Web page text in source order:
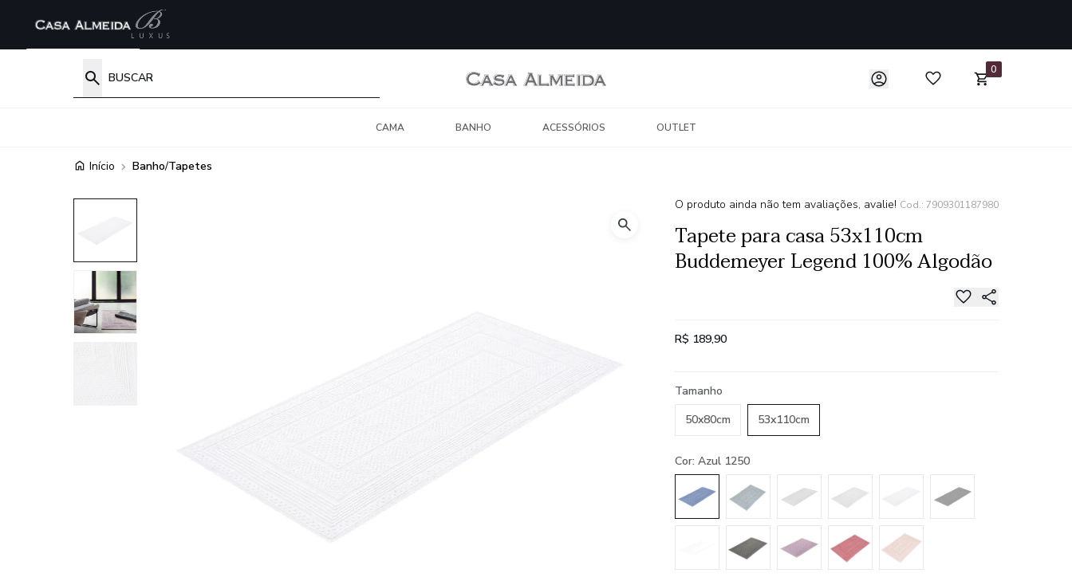
0
CAMA BANHO ACESSÓRIOS OUTLET
Início Banho/Tapetes
O produto ainda não tem avaliações, avalie! Cod.: 7909301187980
Tapete para casa 53x110cm
Buddemeyer Legend 100% Algodão
R$ 189,90
Tamanho
50x80cm
53x110cm
Cor: Azul 1250